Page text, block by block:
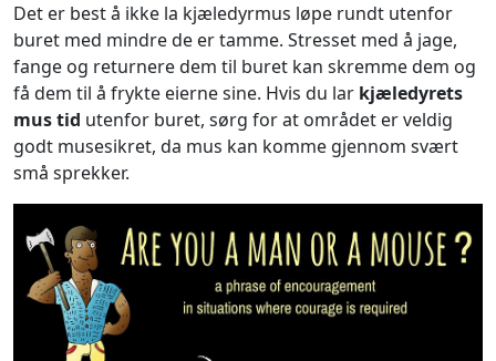
Det er best å ikke la kjæledyrmus løpe rundt utenfor
buret med mindre de er tamme. Stresset med å jage,
fange og returnere dem til buret kan skremme dem og
få dem til å frykte eierne sine. Hvis du lar kjæledyrets
mus tid utenfor buret, sørg for at området er veldig
godt musesikret, da mus kan komme gjennom svært
små sprekker.